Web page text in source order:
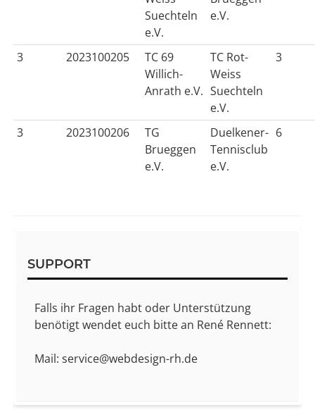
Suechteln
e.V.
e.V.
3 2023100205
TC 69
Willich-
Anrath e.V.
TC Rot-
Weiss
Suechteln
e.V.
3
3 2023100206
TG
Brueggen
e.V.
Duelkener-
Tennisclub
e.V.
6
SUPPORT
Falls ihr Fragen habt oder Unterstützung
benötigt wendet euch bitte an René Rennett:
Mail: service@webdesign-rh.de